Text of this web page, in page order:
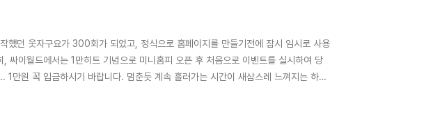
던 웃자구요가 300회가 되었고, 정식으로 홈페이지를 만들기전에 잠시 임시로 사용
싸이월드에서는 1만히트 기념으로 미니홈피 오픈 후 처음으로 이벤트를 실시하여 당
만원 꼭 입금하시기 바랍니다. 멈춘듯 계속 흘러가는 시간이 새삼스레 느껴지는 하루